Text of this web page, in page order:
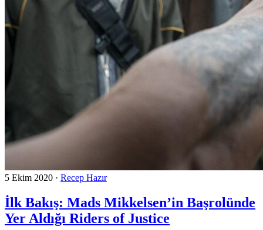
5 Ekim 2020 · Recep Hazır
İlk Bakış: Mads Mikkelsen’in Başrolünde
Yer Aldığı Riders of Justice